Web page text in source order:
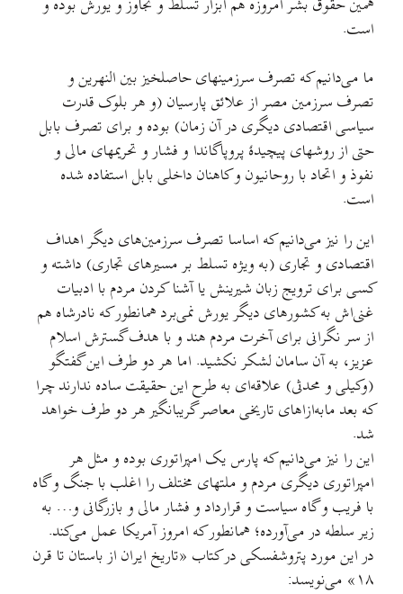
همین حقوق بشر امروزه هم ابزار تسلط و تجاوز و یورش بوده و
است.
ما می‌دانیم که تصرف سرزمینهای حاصلخیز بین النهرین و
تصرف سرزمین مصر از علائق پارسیان (و هر بلوک قدرت
سیاسی اقتصادی دیگری در آن زمان) بوده و برای تصرف بابل
حتی از روشهای پیچیدهٔ پروپاگاندا و فشار و تحریمهای مالی و
نفوذ و اتحاد با روحانیون و کاهنان داخلی بابل استفاده شده
است.
این را نیز می‌دانیم که اساسا تصرف سرزمین‌های دیگر اهداف
اقتصادی و تجاری (به ویژه تسلط بر مسیرهای تجاری) داشته و
کسی برای ترویج زبان شیرینش یا آشنا کردن مردم با ادبیات
غنی‌اش به کشورهای دیگر یورش نمی‌برد همانطور که نادرشاه هم
از سر نگرانی برای آخرت مردم هند و با هدف گسترش اسلام
عزیز، به آن سامان لشکر نکشید. اما هر دو طرف این گفتگو
(وکیلی و محدثی) علاقه‌ای به طرح این حقیقت ساده ندارند چرا
که بعد مابه‌ازاهای تاریخی معاصر گریبانگیر هر دو طرف خواهد
شد.
این را نیز می‌دانیم که پارس یک امپراتوری بوده و مثل هر
امپراتوری دیگری مردم و ملتهای مختلف را اغلب با جنگ و گاه
با فریب و گاه سیاست و قرارداد و فشار مالی و بازرگانی و… به
زیر سلطه در می‌آورده؛ همانطور که امروز آمریکا عمل می‌کند.
در این مورد پتروشفسکی در کتاب «تاریخ ایران از باستان تا قرن
۱۸» می‌نویسد: